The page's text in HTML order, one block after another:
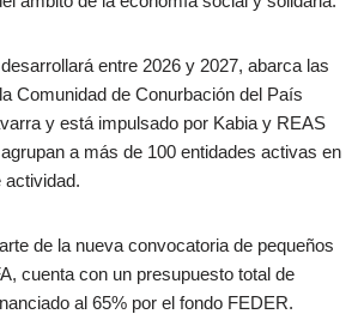
entre 2026 y 2027, abarca las
Comunidad de Conurbación del País
y está impulsado por Kabia y REAS
a más de 100 entidades activas en
actividad.
de la nueva convocatoria de pequeños
cuenta con un presupuesto total de
al 65% por el fondo FEDER.